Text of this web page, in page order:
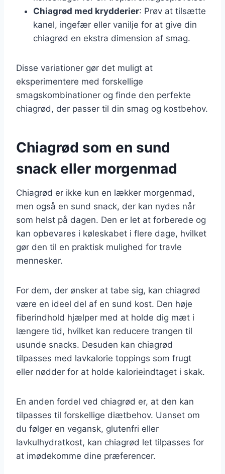
Chiagrød med krydderier: Prøv at tilsætte
kanel, ingefær eller vanilje for at give din
chiagrød en ekstra dimension af smag.
Disse variationer gør det muligt at
eksperimentere med forskellige
smagskombinationer og finde den perfekte
chiagrød, der passer til din smag og kostbehov.
Chiagrød som en sund
snack eller morgenmad
Chiagrød er ikke kun en lækker morgenmad,
men også en sund snack, der kan nydes når
som helst på dagen. Den er let at forberede og
kan opbevares i køleskabet i flere dage, hvilket
gør den til en praktisk mulighed for travle
mennesker.
For dem, der ønsker at tabe sig, kan chiagrød
være en ideel del af en sund kost. Den høje
fiberindhold hjælper med at holde dig mæt i
længere tid, hvilket kan reducere trangen til
usunde snacks. Desuden kan chiagrød
tilpasses med lavkalorie toppings som frugt
eller nødder for at holde kalorieindtaget i skak.
En anden fordel ved chiagrød er, at den kan
tilpasses til forskellige diætbehov. Uanset om
du følger en vegansk, glutenfri eller
lavkulhydratkost, kan chiagrød let tilpasses for
at imødekomme dine præferencer.